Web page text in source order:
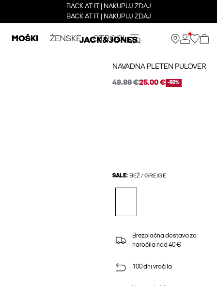
BACK AT IT | NAKUPUJ ZDAJ
BACK AT IT | NAKUPUJ ZDAJ
MOŠKI ŽENSKE OTROCI
NAVADNA PLETEN PULOVER
49.99 €25.00 € -50%
SALE: BEŽ / GREIGE
Brezplačna dostava za
naročila nad 40 €
100 dni vračila